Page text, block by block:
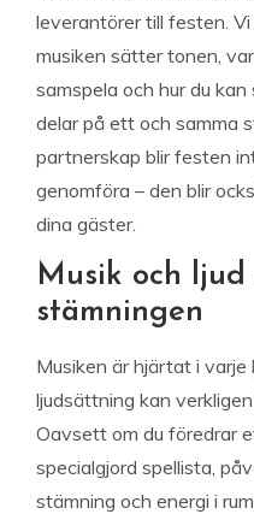
leverantörer till festen.
musiken sätter tonen,
samspela och hur du
delar på ett och samma
partnerskap blir festen
genomföra – den blir
dina gäster.
Musik och ljud
stämningen
Musiken är hjärtat i
ljudsättning kan
Oavsett om du föredrar
specialgjord spellista,
stämning och energi i